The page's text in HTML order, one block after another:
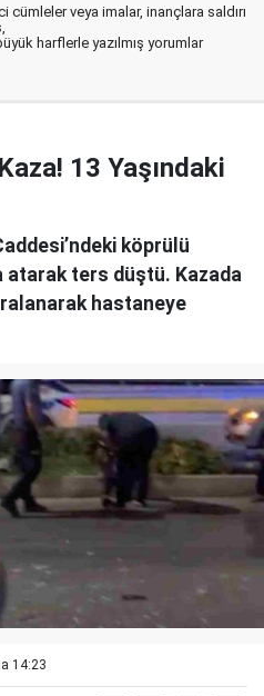
cümleler veya imalar, inançlara saldırı
harflerle yazılmış yorumlar
13 Yaşındaki
köprülü
ters düştü. Kazada
hastaneye
14:23